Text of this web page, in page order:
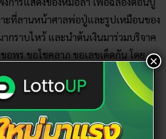
ารประกอบพิธีรำบวงสรวงถวายปู่ทอง
วบ้านยืนรอตัวเลขเด็ดกันอย่างหนา
ำพิธีขอเลขเด็ดกันอยู่นั้น มีการโชว์
2 ตัวคือ 98, 89 สุดแท้แต่ดวงใครดวง
ถือว่าเป็นเลขดัง และตอนนี้ แผงขาย
ช่นกัน ขณะที่เลขใกล้เคียง ยังถูกตั้ง
×